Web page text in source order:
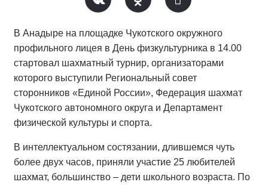
В Анадыре на площадке Чукотского окружного
профильного лицея в День физкультурника в 14.00
стартовал шахматный турнир, организаторами
которого выступили Региональный совет
сторонников «Единой России», Федерация шахмат
Чукотского автономного округа и Департамент
физической культуры и спорта.
В интеллектуальном состязании, длившемся чуть
более двух часов, приняли участие 25 любителей
шахмат, большинство – дети школьного возраста. По